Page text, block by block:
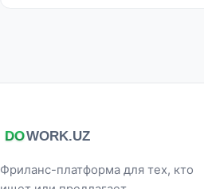
Фриланс-платформа для тех, кто